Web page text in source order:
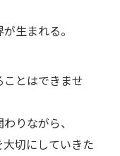
生まれる。
とはできませ
りながら、
切にしていきた